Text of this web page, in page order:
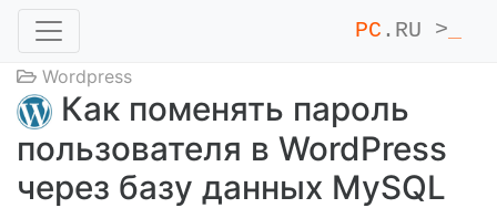
PC .RU >
Wordpress
Как поменять пароль
пользователя в WordPress
через базу данных MySQL